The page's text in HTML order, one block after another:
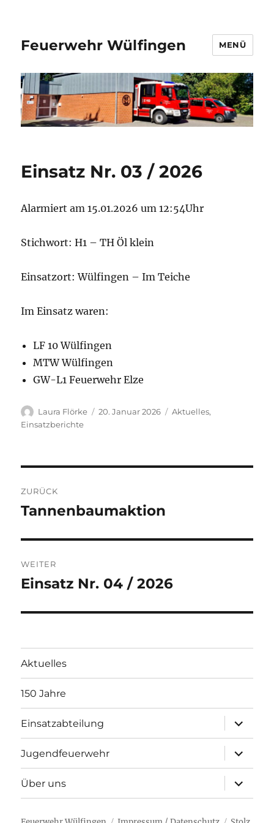
Feuerwehr Wülfingen MENÜ
Einsatz Nr. 03 / 2026
Alarmiert am 15.01.2026 um 12:54Uhr
Stichwort: H1 – TH Öl klein
Einsatzort: Wülfingen – Im Teiche
Im Einsatz waren:
LF 10 Wülfingen
MTW Wülfingen
GW-L1 Feuerwehr Elze
Autor
Laura Flörke
Veröffentlicht
20. Januar 2026 Kategorien
Aktuelles,
Einsatzberichte
ZURÜCK
Vorheriger
Tannenbaumaktion
WEITER
Nächster
Einsatz Nr. 04 / 2026
Aktuelles
150 Jahre
Einsatzabteilung
öffnen
Jugendfeuerwehr
öffnen
Über uns
öffnen